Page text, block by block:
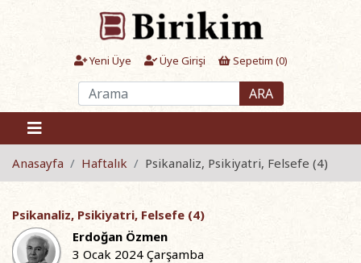
Yeni Üye Üye Girişi Sepetim (0)
ARA
Anasayfa Haftalık Psikanaliz, Psikiyatri, Felsefe (4)
Psikanaliz, Psikiyatri, Felsefe (4)
Erdoğan Özmen
3 Ocak 2024 Çarşamba